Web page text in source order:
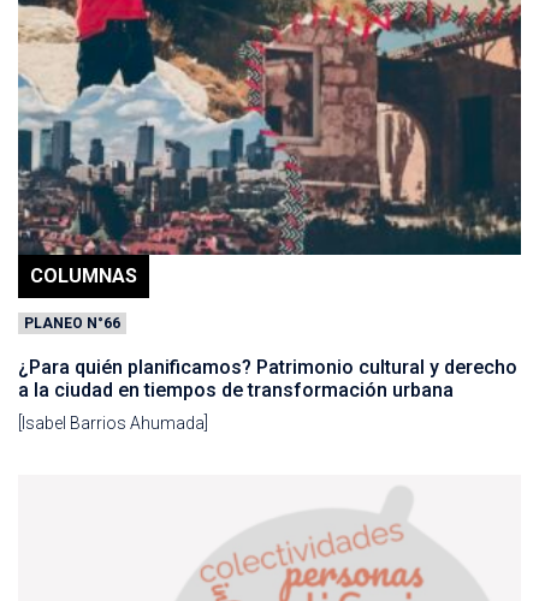
COLUMNAS
PLANEO N°66
¿Para quién planificamos? Patrimonio cultural y derecho
a la ciudad en tiempos de transformación urbana
[Isabel Barrios Ahumada]